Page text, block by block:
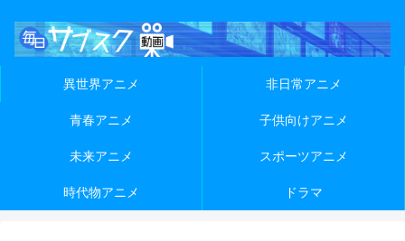
異世界アニメ 非日常アニメ
青春アニメ 子供向けアニメ
未来アニメ スポーツアニメ
時代物アニメ ドラマ